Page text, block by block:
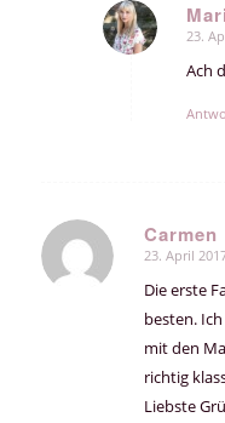
23.
Ach
Carmen
sagte:
23. April
Die erste
besten.
mit den
richtig
Liebste